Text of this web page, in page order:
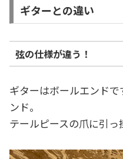
ギターとの違い
弦の仕様が違う！
ギターはボールエンド
ンド。
テールピースの爪に引っ